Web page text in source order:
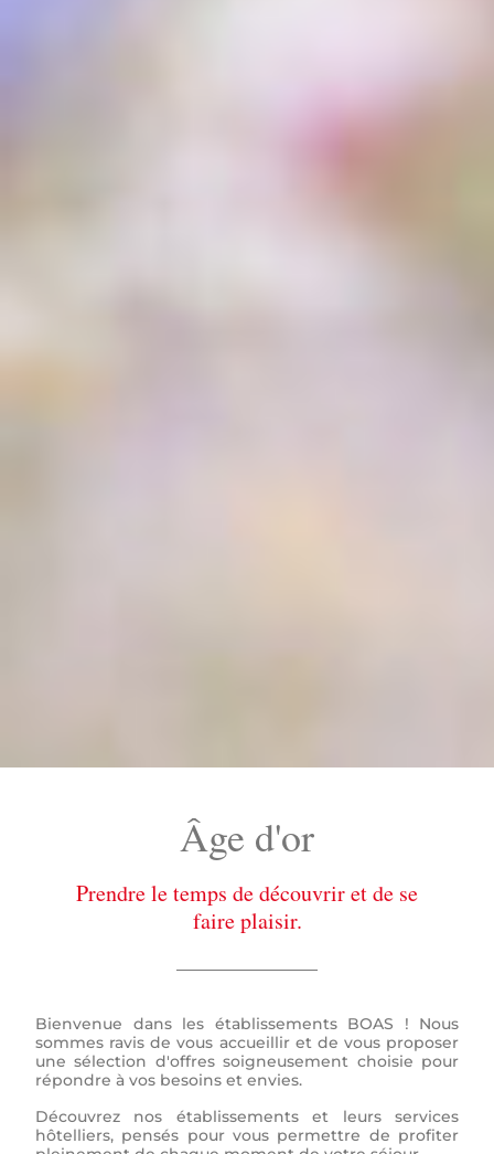
Âge d'or
Prendre le temps de découvrir et de se
faire plaisir.
Bienvenue dans les établissements BOAS ! Nous
sommes ravis de vous accueillir et de vous proposer
une sélection d'offres soigneusement choisie pour
répondre à vos besoins et envies.
Découvrez nos établissements et leurs services
hôtelliers, pensés pour vous permettre de profiter